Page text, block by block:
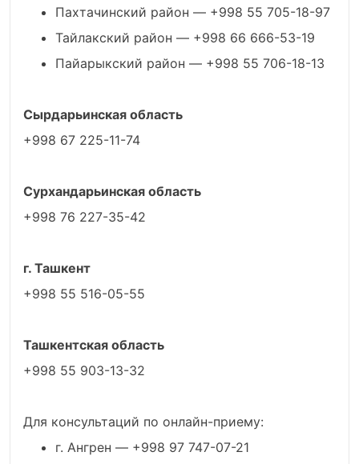
Пахтачинский район — +998 55 705-18-97
Тайлакский район — +998 66 666-53-19
Пайарыкский район — +998 55 706-18-13
Сырдарьинская область
+998 67 225-11-74
Сурхандарьинская область
+998 76 227-35-42
г. Ташкент
+998 55 516-05-55
Ташкентская область
+998 55 903-13-32
Для консультаций по онлайн-приему:
г. Ангрен — +998 97 747-07-21